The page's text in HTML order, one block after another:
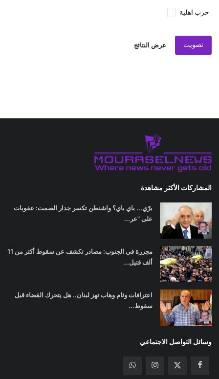
حرب اهلية
تصويت عرض النتائج
المشاركات الأكثر مشاهدة
برّي... باي باي؟ واشنطن تكسر جدار الصمت: عقوبات
على "عر...
مجزرة في الجنوب: مصادر تكشف عن سقوط أكثر من 11
ألف قتيل...
اعترافات وئام وهاب تهز لبنان.. هل يتحرك القضاء قبل
سقوط...
وسائل التواصل الاجتماعي